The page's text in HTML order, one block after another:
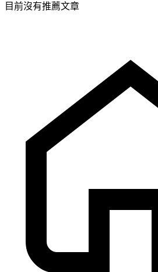
目前沒有推薦文章